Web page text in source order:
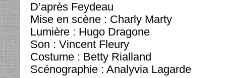
D’après Feydeau
Mise en scène : Charly Marty
Lumière : Hugo Dragone
Son : Vincent Fleury
Costume : Betty Rialland
Scénographie : Analyvia Lagarde